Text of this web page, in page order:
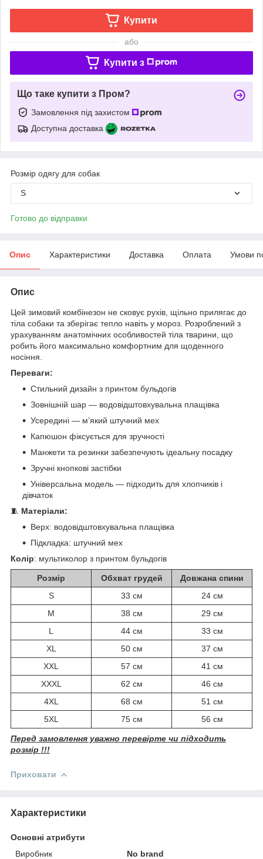
Купити
або
Купити з
Що таке купити з Пром?
Замовлення під захистом
Доступна доставка
Розмір одягу для собак
S
Готово до відправки
Опис Характеристики Доставка Оплата Умови
Опис
Цей зимовий комбінезон не сковує рухів, щільно прилягає до
тіла собаки та зберігає тепло навіть у мороз. Розроблений з
урахуванням анатомічних особливостей тіла тварини, що
робить його максимально комфортним для щоденного
носіння.
Переваги:
Стильний дизайн з принтом бульдогів
Зовнішній шар — водовідштовхувальна плащівка
Усередині — м’який штучний мех
Капюшон фіксується для зручності
Манжети та резинки забезпечують ідеальну посадку
Зручні кнопкові застібки
Універсальна модель — підходить для хлопчиків і
дівчаток
🧵 Матеріали:
Верх: водовідштовхувальна плащівка
Підкладка: штучний мех
Колір: мультиколор з принтом бульдогів
Розмір Обхват грудей
Довжана спини
S
33 см
24 см
M
38 см
29 см
L
44 см
33 см
XL
50 см
37 см
XXL
57 см
41 см
XXXL
62 см
46 см
4XL
68 см
51 см
5XL
75 см 56 см
Перед замовлення уважно перевірте чи підходить
розмір !!!
Приховати
Характеристики
Основні атрибути
Виробник
No brand